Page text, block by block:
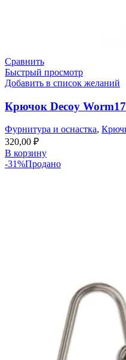
Сравнить
Быстрый просмотр
Добавить в список желаний
Крючок Decoy
Фурнитура и оснастка,
320,00 ₽
В корзину
-31%Продано